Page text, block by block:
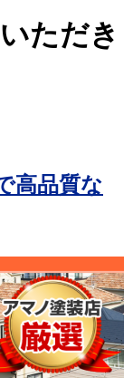
ただき
高品質な